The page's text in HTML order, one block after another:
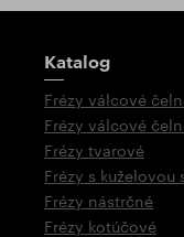
Katalog
Frézy válcové
Frézy válcové
Frézy tvarové
Frézy s kuželovou
Frézy nástrčné
Frézy kotúčové